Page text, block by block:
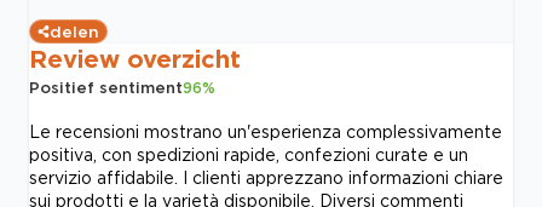
delen
Review overzicht
Positief sentiment96%
Le recensioni mostrano un'esperienza complessivamente
positiva, con spedizioni rapide, confezioni curate e un
servizio affidabile. I clienti apprezzano informazioni chiare
sui prodotti e la varietà disponibile. Diversi commenti